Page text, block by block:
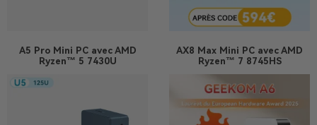
A5 ProMini PC avec AMD
Ryzen™ 5 7430U
AX8 Max Mini PC avec AMD
Ryzen™ 7 8745HS